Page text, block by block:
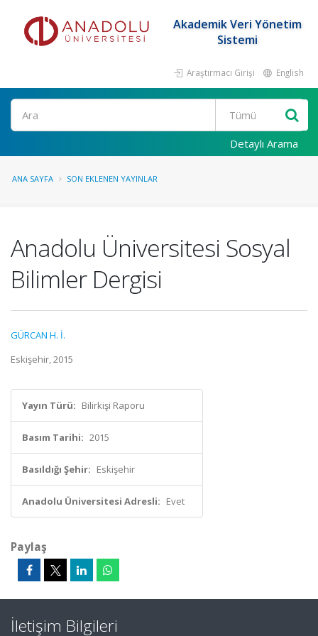
Akademik Veri Yönetim
Sistemi
Araştırmacı Girişi English
Ara
Detaylı Arama
ANA SAYFA SON EKLENEN YAYINLAR
Anadolu Üniversitesi Sosyal
Bilimler Dergisi
GÜRCAN H. İ.
Eskişehir, 2015
Yayın Türü: Bilirkişi Raporu
Basım Tarihi: 2015
Basıldığı Şehir: Eskişehir
Anadolu Üniversitesi Adresli: Evet
Paylaş
İletişim Bilgileri